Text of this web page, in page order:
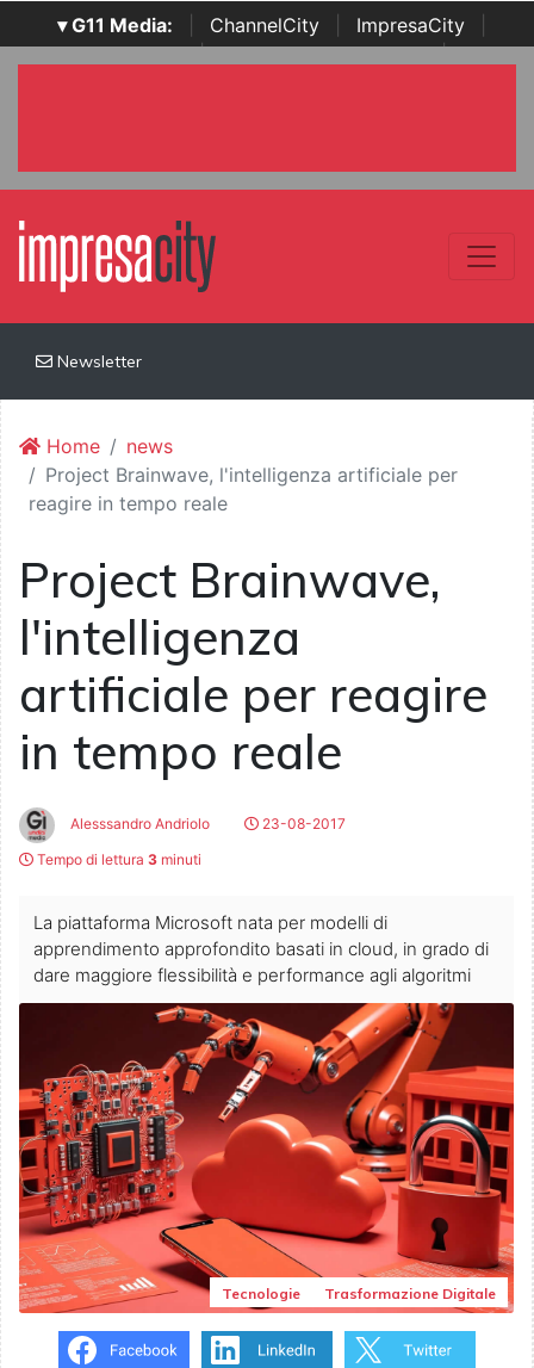
▾ G11 Media: ChannelCity ImpresaCity
SecurityOpenLab | Italian Channel Awards | Italian
Newsletter
Home
news
Project Brainwave, l'intelligenza artificiale per
reagire in tempo reale
Project Brainwave,
l'intelligenza
artificiale per reagire
in tempo reale
Alesssandro Andriolo
23-08-2017
Tempo di lettura 3 minuti
La piattaforma Microsoft nata per modelli di
apprendimento approfondito basati in cloud, in grado di
dare maggiore flessibilità e performance agli algoritmi
Tecnologie Trasformazione Digitale